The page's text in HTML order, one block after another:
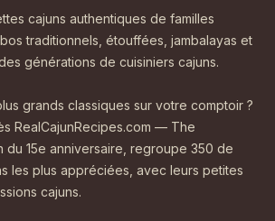
cajuns authentiques de familles
traditionnels, étouffées, jambalayas et
générations de cuisiniers cajuns.
grands classiques sur votre comptoir ?
RealCajunRecipes.com — The
15e anniversaire, regroupe 350 de
les plus appréciées, avec leurs petites
cajuns.